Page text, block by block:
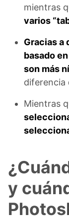
mientras
varios
Gracias a
basado
son más
diferencia
Mientras
y